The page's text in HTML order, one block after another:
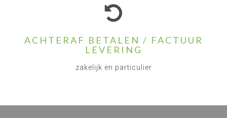
ACHTERAF BETALEN / FACTUUR
LEVERING
zakelijk en particulier